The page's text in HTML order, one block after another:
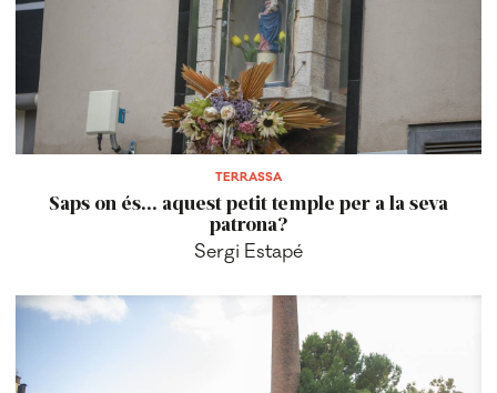
TERRASSA
Saps on és... aquest petit temple per a la seva
patrona?
Sergi Estapé